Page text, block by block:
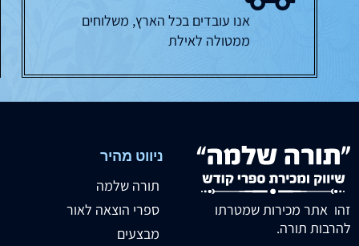
אנו עובדים בכל הארץ, משלוחים
ממטולה לאילת
זהו אתר מכירות שמטרתו
להרבות תורה.
ניווט מהיר
תורה שלמה
ספרי הוצאה לאור
מבצעים